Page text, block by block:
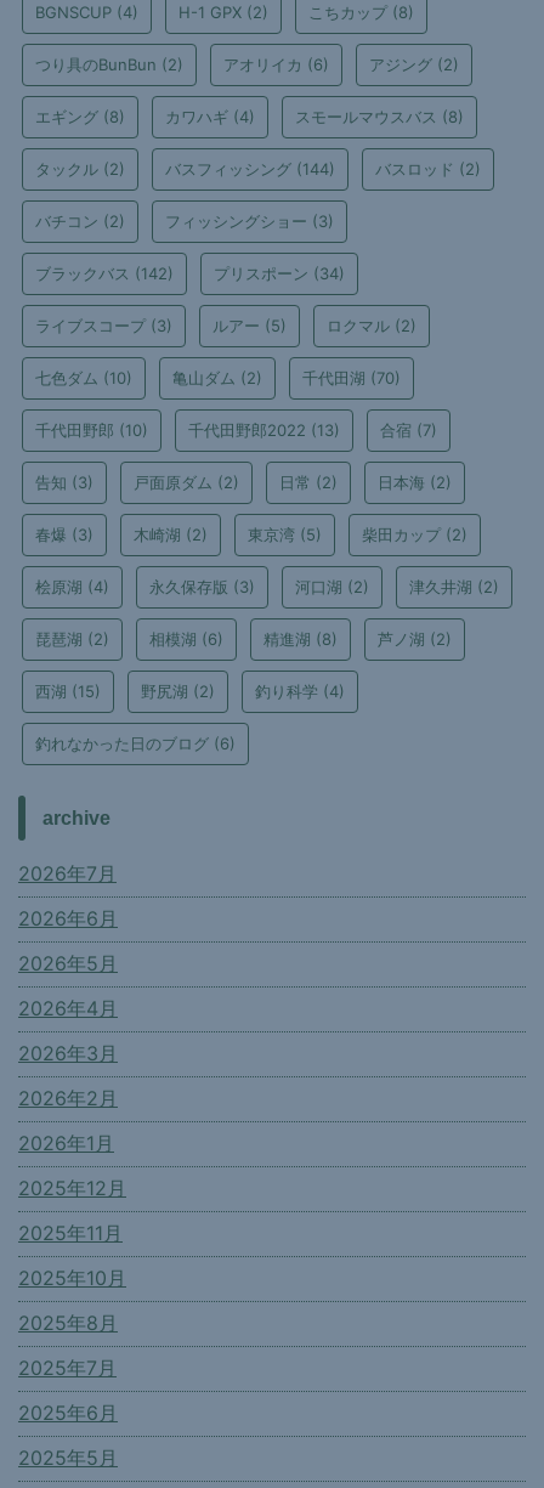
BGNSCUP (4) H-1 GPX (2) こちカップ (8)
つり具のBunBun (2) アオリイカ (6) アジング (2)
エギング (8) カワハギ (4) スモールマウスバス (8)
タックル (2) バスフィッシング (144) バスロッド (2)
バチコン (2) フィッシングショー (3)
ブラックバス (142) プリスポーン (34)
ライブスコープ (3) ルアー (5) ロクマル (2)
七色ダム (10) 亀山ダム (2) 千代田湖 (70)
千代田野郎 (10) 千代田野郎2022 (13) 合宿 (7)
告知 (3) 戸面原ダム (2) 日常 (2) 日本海 (2)
春爆 (3) 木崎湖 (2) 東京湾 (5) 柴田カップ (2)
桧原湖 (4) 永久保存版 (3) 河口湖 (2) 津久井湖 (2)
琵琶湖 (2) 相模湖 (6) 精進湖 (8) 芦ノ湖 (2)
西湖 (15) 野尻湖 (2) 釣り科学 (4)
釣れなかった日のブログ (6)
archive
2026年7月
2026年6月
2026年5月
2026年4月
2026年3月
2026年2月
2026年1月
2025年12月
2025年11月
2025年10月
2025年8月
2025年7月
2025年6月
2025年5月